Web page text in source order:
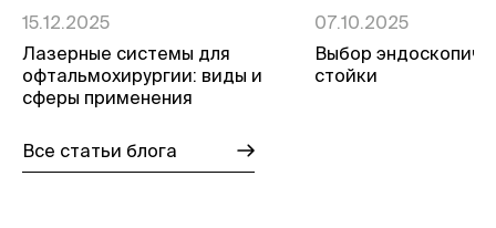
15.12.2025
Лазерные системы для
офтальмохирургии: виды и
сферы применения
07.10.2025
Выбор
стойки
Все статьи блога